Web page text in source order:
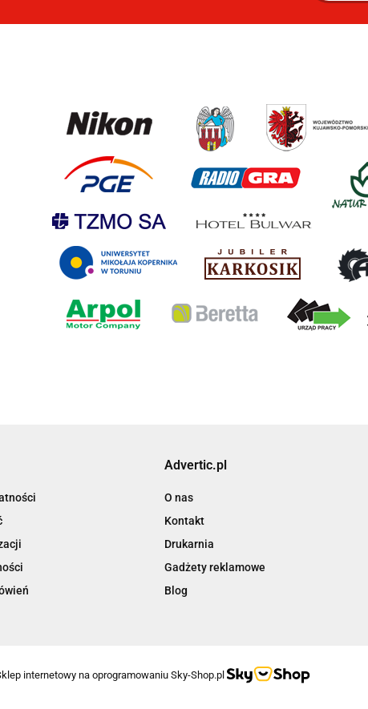
Advertic.pl
O nas
Kontakt
Drukarnia
Gadżety reklamowe
Blog
internetowy na oprogramowaniu Sky-Shop.pl